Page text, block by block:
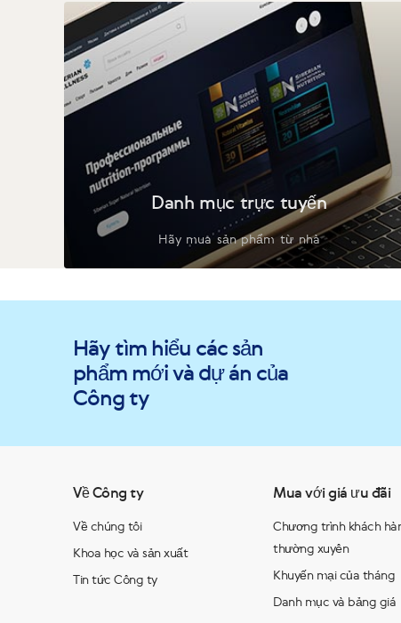
Danh mục trực tuyến
Hãy mua sản phẩm từ nhà
Hãy tìm hiểu các sản
phẩm mới và dự án của
Công ty
Về Công ty
Về chúng tôi
Khoa học và sản xuất
Tin tức Công ty
Mua với giá ưu đãi
Chương trình khách
thường xuyên
Khuyến mại của tháng
Danh mục và bảng giá